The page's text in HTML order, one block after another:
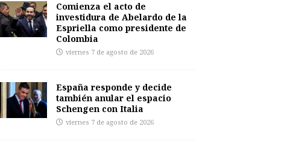
Comienza el acto de
investidura de Abelardo de la
Espriella como presidente de
Colombia
viernes 7 de agosto de 2026
España responde y decide
también anular el espacio
Schengen con Italia
viernes 7 de agosto de 2026